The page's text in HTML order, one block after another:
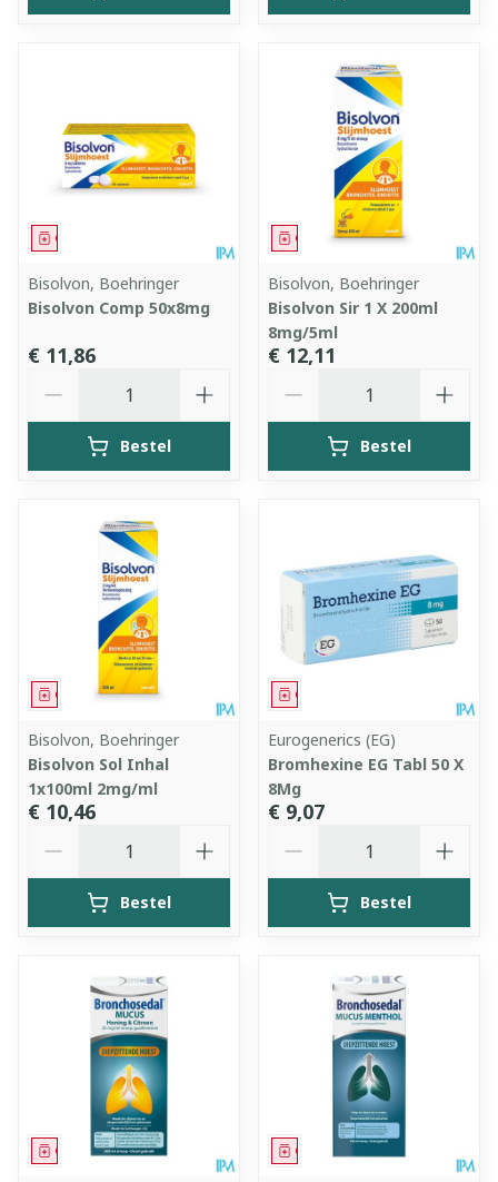
Geneesmiddel
Bisolvon, Boehringer
Bisolvon Comp 50x8mg
€ 11,86
Bestel
Geneesmiddel
Bisolvon, Boehringer
Bisolvon Sir 1 X 200ml
8mg/5ml
€ 12,11
Bestel
Geneesmiddel
Bisolvon, Boehringer
Bisolvon Sol Inhal
1x100ml 2mg/ml
€ 10,46
Bestel
Geneesmiddel
Eurogenerics (EG)
Bromhexine EG Tabl 50 X
8Mg
€ 9,07
Bestel
Geneesmiddel Geneesmiddel